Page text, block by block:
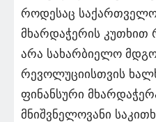
როდესაც
მხარდაჭერის კუთხით
არა სახარბიელო
რევოლუციისთვის
ფინანსური
მნიშვნელოვანი